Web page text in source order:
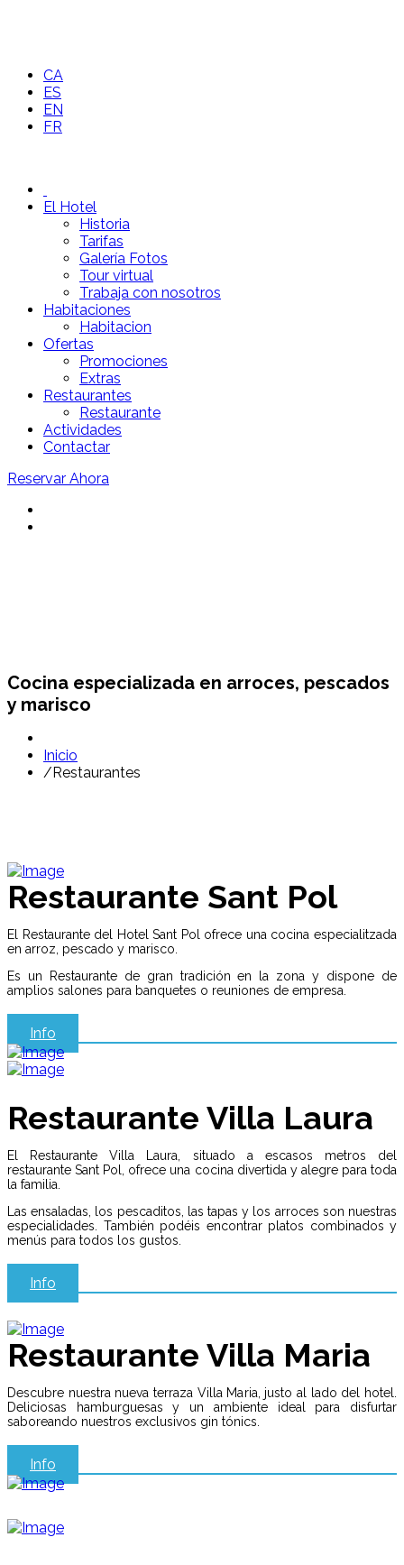
CA
ES
EN
FR
El Hotel
Historia
Tarifas
Galería Fotos
Tour virtual
Trabaja con nosotros
Habitaciones
Habitacion
Ofertas
Promociones
Extras
Restaurantes
Restaurante
Actividades
Contactar
Reservar Ahora
Cocina especializada en arroces, pescados
y marisco
Inicio
/ Restaurantes
Restaurante Sant Pol
El Restaurante del Hotel Sant Pol ofrece una cocina especialitzada
en arroz, pescado y marisco.
Es un Restaurante de gran tradición en la zona y dispone de
amplios salones para banquetes o reuniones de empresa.
Info
Restaurante Villa Laura
El Restaurante Villa Laura, situado a escasos metros del
restaurante Sant Pol, ofrece una cocina divertida y alegre para toda
la familia.
Las ensaladas, los pescaditos, las tapas y los arroces son nuestras
especialidades. También podéis encontrar platos combinados y
menús para todos los gustos.
Info
Restaurante Villa Maria
Descubre nuestra nueva terraza Villa Maria, justo al lado del hotel.
Deliciosas hamburguesas y un ambiente ideal para disfurtar
saboreando nuestros exclusivos gin tónics.
Info